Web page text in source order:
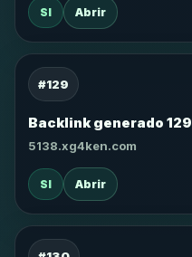
SI Abrir
#129
Backlink generado 129
5138.xg4ken.com
SI Abrir